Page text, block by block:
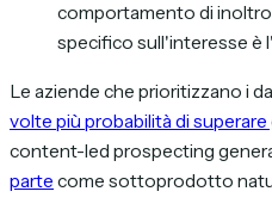
comportamento di
specifico sull'interesse è
Le aziende che prioritizzano i
volte più probabilità di
content-led prospecting
parte come sottoprodotto